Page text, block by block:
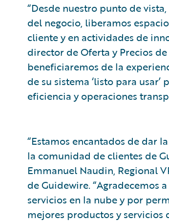
“Desde nuestro punto de
del negocio, liberamos
cliente y en actividades de
director de Oferta y Precios
beneficiaremos de la
de su sistema ‘listo para
eficiencia y operaciones
“Estamos encantados de dar
la comunidad de clientes de
Emmanuel Naudin, Regional
de Guidewire. “Agradecemos
servicios en la nube y por
mejores productos y servicios